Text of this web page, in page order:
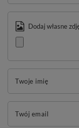
Dodaj własne
Twoje imię
Twój email